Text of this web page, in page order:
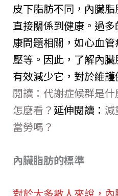
皮下脂肪不同，內臟
直接關係到健康。過
康問題相關，如心血
壓等。因此，了解內
有效減少它，對於維護
閱讀：代謝症候群是
怎麼看？ 延伸閱讀：
當勞嗎？
內臟脂肪的標準